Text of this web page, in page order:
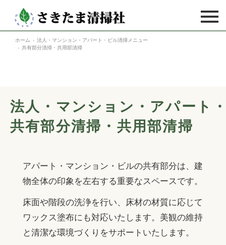
ハウスクリーニング
ガスレンジ
レンジフード
浴室
洗面台
トイレ
フロア（床）洗浄・ワックス
フロア（床）ハクリ
ガラス
家庭用エアコン
業務用エアコン
空室・居室清掃TOP
大家様向け新築物件
大家様向け中古物件
不動産業者様向け新築物件
不動産業者様向け中古物件
料金表
お客様の声
施工事例
ホーム
法人・マンション・アパート・ビル清掃メニュー
共有部分清掃・共用部清掃
法人・マンション・アパート
共有部分清掃・共用部清掃
アパート・マンション・ビルの共有部分は、建
物全体の印象を左右する重要なスペースです。
床面や階段の洗浄を行い、床材の材質に応じて
ワックス塗布にも対応いたします。美観の維持
と清潔な環境づくりをサポートいたします。